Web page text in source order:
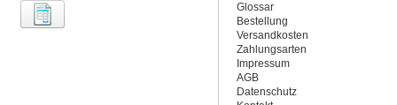
Glossar
Bestellung
Versandkosten
Zahlungsarten
Impressum
AGB
Datenschutz